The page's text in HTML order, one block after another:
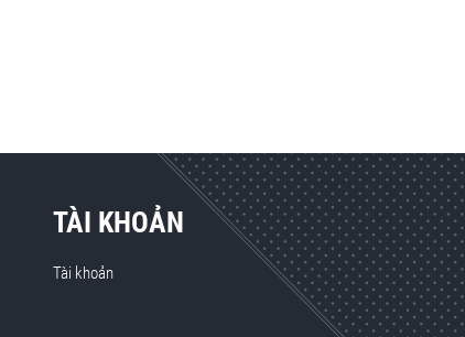
TÀI KHOẢN
Tài khoản